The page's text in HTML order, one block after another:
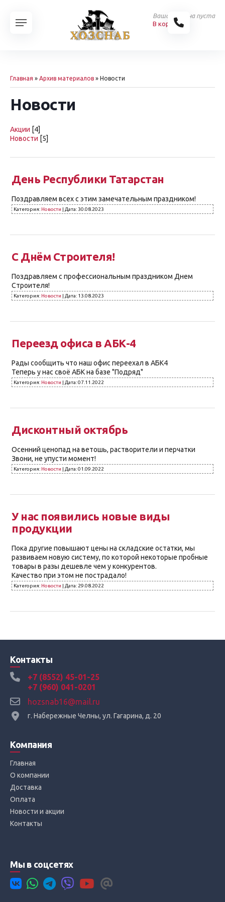
Ваша корзина пуста
В корзину
Главная » Архив материалов » Новости
Новости
Акции [4]
Новости [5]
День Республики Татарстан
Поздравляем всех с этим замечательным праздником!
Категория: Новости | Дата: 30.08.2023
С Днём Строителя!
Поздравляем с профессиональным праздником Днем
Строителя!
Категория: Новости | Дата: 13.08.2023
Переезд офиса в АБК-4
Рады сообщить что наш офис переехал в АБК4
Теперь у нас своё АБК на базе "Подряд"
Категория: Новости | Дата:07.11.2022
Дисконтный октябрь
Осенний ценопад на ветошь, растворители и перчатки
Звони, не упусти момент!
Категория: Новости | Дата:01.09.2022
У нас появились новые виды
продукции
Пока другие повышают цены на складские остатки, мы
развиваем новую систему, по которой некоторые пробные
товары в разы дешевле чем у конкурентов.
Качество при этом не пострадало!
Категория: Новости | Дата: 29.08.2022
Контакты
+7 (8552) 45-01-25
+7 (960) 041-0201
hozsnab16@mail.ru
г. Набережные Челны, ул. Гагарина, д. 20
Компания
Главная
О компании
Доставка
Оплата
Новости и акции
Контакты
Мы в соцсетях